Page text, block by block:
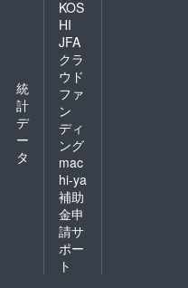
統
計
デ
ー
タ
KOS
HI
JFA
クラ
ウド
ファ
ン
ディ
ング
mac
hi-ya
補助
金申
請サ
ポー
ト